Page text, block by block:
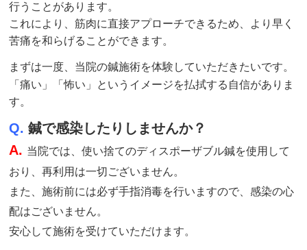
行うことがあります。
これにより、筋肉に直接アプローチできるため、より早く
苦痛を和らげることができます。
まずは一度、当院の鍼施術を体験していただきたいです。
「痛い」「怖い」というイメージを払拭する自信がありま
す。
Q.鍼で感染したりしませんか？
A. 当院では、使い捨てのディスポーザブル鍼を使用して
おり、再利用は一切ございません。
また、施術前には必ず手指消毒を行いますので、感染の心
配はございません。
安心して施術を受けていただけます。